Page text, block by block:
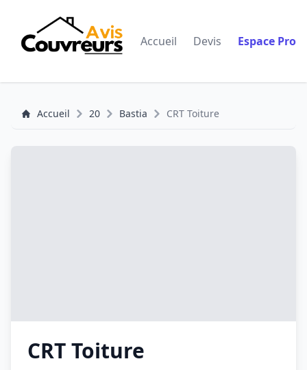
Accueil Devis Espace Pro
Accueil 20 Bastia CRT Toiture
CRT Toiture